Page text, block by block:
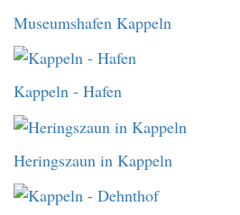
Museumshafen Kappeln
Kappeln - Hafen
Heringszaun in Kappeln